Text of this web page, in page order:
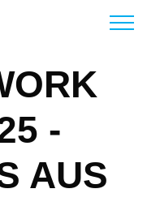
-
AUS